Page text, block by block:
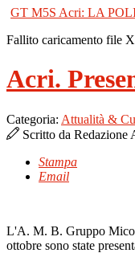
GT M5S Acri: LA
Fallito caricamento file
Acri.
Categoria: Attualità &
Scritto da Redazione
Stampa
Email
L'A. M. B. Gruppo
ottobre sono state